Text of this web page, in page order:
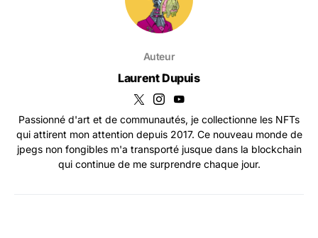
Auteur
Laurent Dupuis
Passionné d'art et de communautés, je collectionne les NFTs
qui attirent mon attention depuis 2017. Ce nouveau monde de
jpegs non fongibles m'a transporté jusque dans la blockchain
qui continue de me surprendre chaque jour.